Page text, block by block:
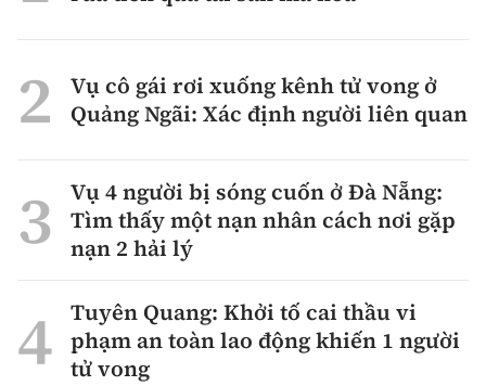
Vụ cô gái rơi xuống kênh tử vong ở
Quảng Ngãi: Xác định người liên quan
Vụ 4 người bị sóng cuốn ở Đà Nẵng:
Tìm thấy một nạn nhân cách nơi gặp
nạn 2 hải lý
Tuyên Quang: Khởi tố cai thầu vi
phạm an toàn lao động khiến 1 người
tử vong